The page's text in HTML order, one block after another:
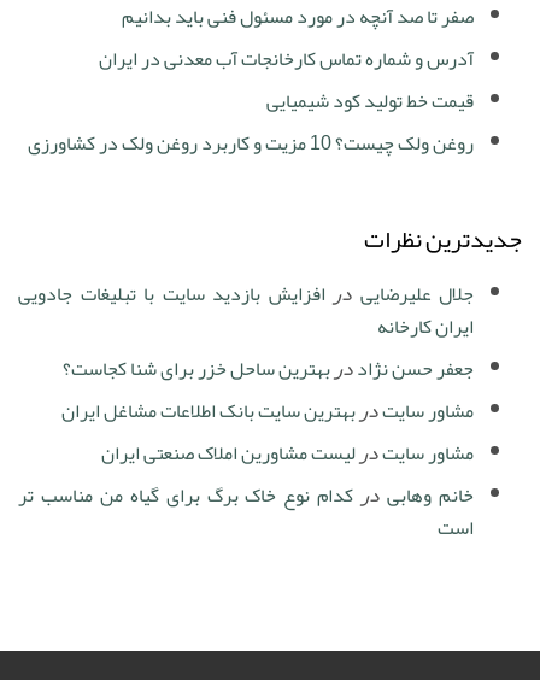
صفر تا صد آنچه در مورد مسئول فنی باید بدانیم
آدرس و شماره تماس کارخانجات آب معدنی در ایران
قیمت خط تولید کود شیمیایی
روغن ولک چیست؟ 10 مزیت و کاربرد روغن ولک در کشاورزی
جدیدترین نظرات
جلال علیرضایی درافزایش بازدید سایت با تبلیغات جادویی
ایران کارخانه
جعفر حسن نژاددربهترین ساحل خزر برای شنا کجاست؟
مشاور سایتدربهترین سایت بانک اطلاعات مشاغل ایران
مشاور سایتدرلیست مشاورین املاک صنعتی ایران
خانم وهابیدرکدام نوع خاک برگ برای گیاه من مناسب تر
است